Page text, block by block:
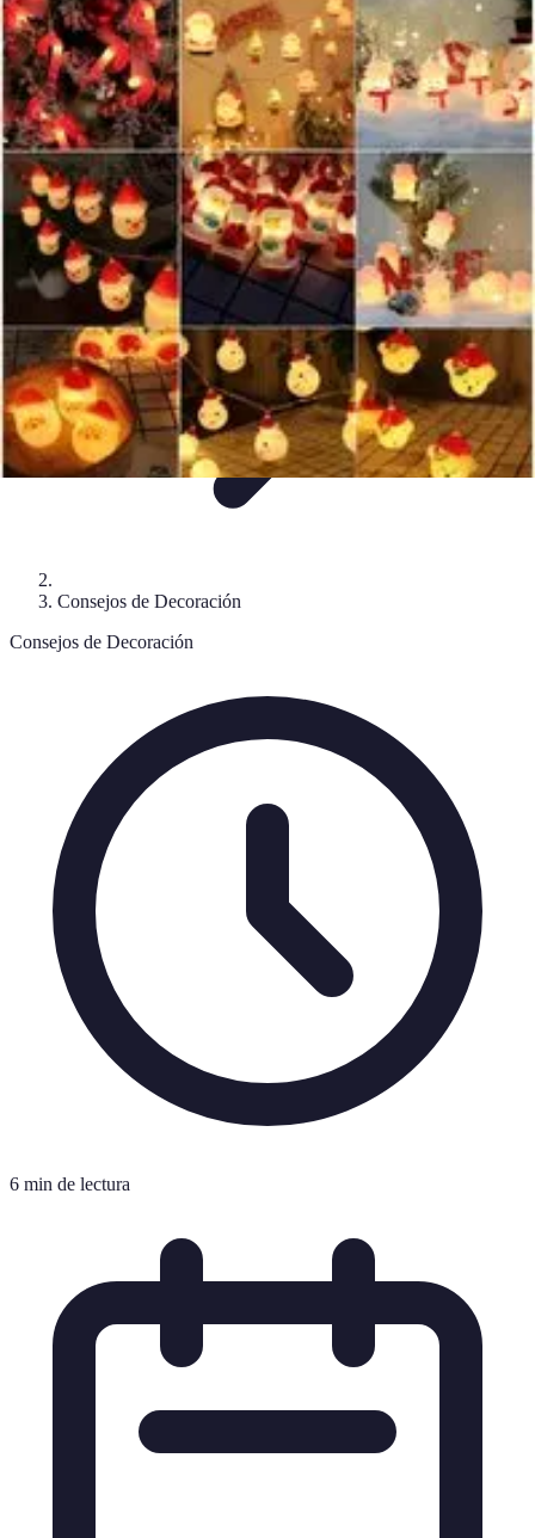
Decoración Económica
ParedesRecomendacionesAccesoriosConsejos de DecoraciónArte
Decoración Económica
Consejos de Decoración
Consejos de Decoración
6 min de lectura